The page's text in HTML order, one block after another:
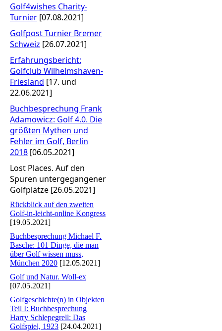
Golf4wishes Charity-
Turnier [07.08.2021]
Golfpost Turnier Bremer
Schweiz [26.07.2021]
Erfahrungsbericht:
Golfclub Wilhelmshaven-
Friesland [17. und
22.06.2021]
Buchbesprechung Frank
Adamowicz: Golf 4.0. Die
größten Mythen und
Fehler im Golf, Berlin
2018 [06.05.2021]
Lost Places. Auf den
Spuren untergegangener
Golfplätze [26.05.2021]
Rückblick auf den zweiten
Golf-in-leicht-online Kongress
[19.05.2021]
Buchbesprechung Michael F.
Basche: 101 Dinge, die man
über Golf wissen muss,
München 2020 [12.05.2021]
Golf und Natur. Woll-ex
[07.05.2021]
Golfgeschichte(n) in Objekten
Teil I: Buchbesprechung
Harry Schlepegrell: Das
Golfspiel, 1923 [24.04.2021]